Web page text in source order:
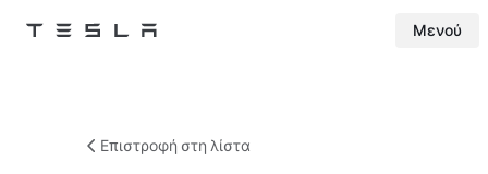
Tesla Μενού
Επιστροφή στη λίστα